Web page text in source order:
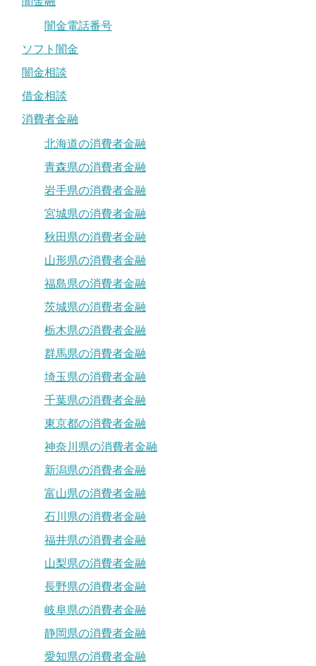
闇金電話番号
ソフト闇金
闇金相談
借金相談
消費者金融
北海道の消費者金融
青森県の消費者金融
岩手県の消費者金融
宮城県の消費者金融
秋田県の消費者金融
山形県の消費者金融
福島県の消費者金融
茨城県の消費者金融
栃木県の消費者金融
群馬県の消費者金融
埼玉県の消費者金融
千葉県の消費者金融
東京都の消費者金融
神奈川県の消費者金融
新潟県の消費者金融
富山県の消費者金融
石川県の消費者金融
福井県の消費者金融
山梨県の消費者金融
長野県の消費者金融
岐阜県の消費者金融
静岡県の消費者金融
愛知県の消費者金融